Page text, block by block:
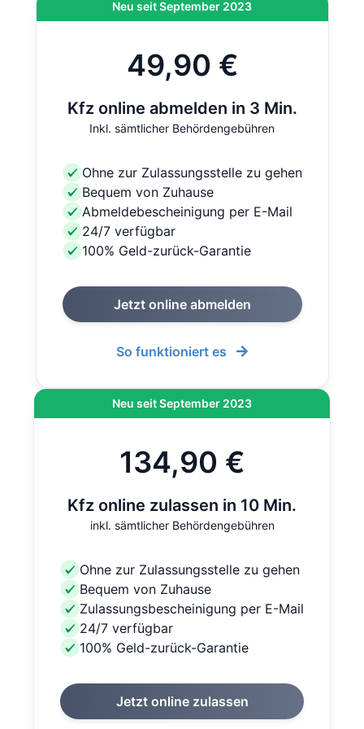
Neu seit September 2023
49,90 €
Kfz online abmelden in 3 Min.
Inkl. sämtlicher Behördengebühren
Ohne zur Zulassungsstelle zu gehen
Bequem von Zuhause
Abmeldebescheinigung per E-Mail
24/7 verfügbar
100% Geld-zurück-Garantie
Jetzt online abmelden
So funktioniert es
Neu seit September 2023
134,90 €
Kfz online zulassen in 10 Min.
inkl. sämtlicher Behördengebühren
Ohne zur Zulassungsstelle zu gehen
Bequem von Zuhause
Zulassungsbescheinigung per E-Mail
24/7 verfügbar
100% Geld-zurück-Garantie
Jetzt online zulassen